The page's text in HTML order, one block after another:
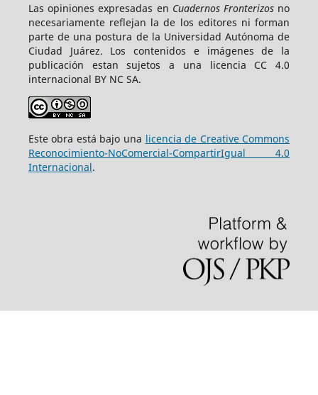
Las opiniones expresadas en Cuadernos Fronterizosno
necesariamente reflejan la de los editores ni forman
parte de una postura de la Universidad Autónoma de
Ciudad Juárez. Los contenidos e imágenes de la
publicación estan sujetos a una licencia CC 4.0
internacional BY NC SA.
Este obra está bajo una licencia de Creative Commons
Reconocimiento-NoComercial-CompartirIgual 4.0
Internacional.